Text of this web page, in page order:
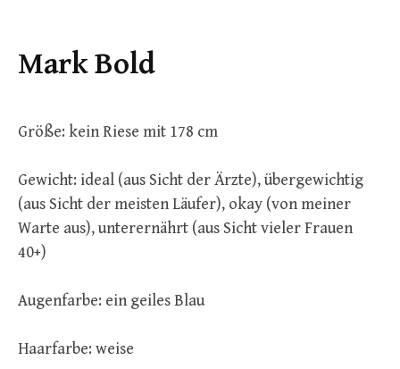
Mark Bold
Größe: kein Riese mit 178 cm
Gewicht: ideal (aus Sicht der Ärzte), übergewichtig
(aus Sicht der meisten Läufer), okay (von meiner
Warte aus), unterernährt (aus Sicht vieler Frauen
40+)
Augenfarbe: ein geiles Blau
Haarfarbe: weise